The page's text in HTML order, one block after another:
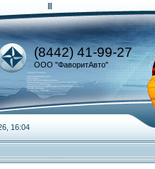
(8442) 41-99-27
ООО "ФаворитАвто"
16:04